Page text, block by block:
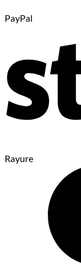
PayPal
Rayure